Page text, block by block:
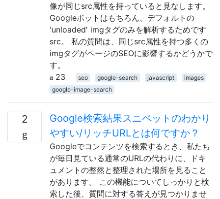
像が同じsrc属性を持っていると見なします。
Googleボットはもちろん、デフォルトの
'unloaded' imgタグのみを解析するためです
src。 私の質問は、同じsrc属性を持つ多くの
imgタグがページのSEOに影響するかどうかで
す。
23
seo google-search javascript
images
google-image-search
2
Google検索結果スニペットのわかり
やすい/リッチURLとは何ですか？
Googleでコンテンツを検索するとき、私たち
が毎日見ている通常のURLの代わりに、ドキ
ュメントの整然と整理された場所を見ること
があります。 この機能についてしっかりと検
索した後、質問に対する答えが見つかりませ